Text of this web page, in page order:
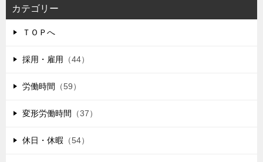
カテゴリー
ＴＯＰへ
採用・雇用 （44）
労働時間 （59）
変形労働時間 （37）
休日・休暇 （54）